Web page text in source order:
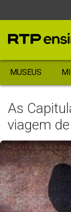
MUSEUS
As
viagem